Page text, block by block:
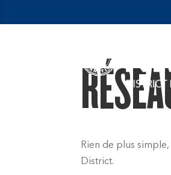
Rien de plus simple,
District.